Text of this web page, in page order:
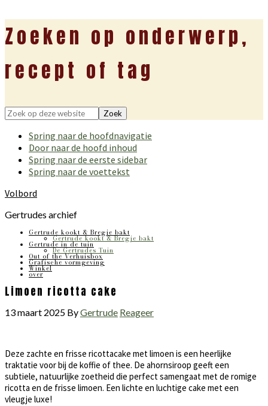
Zoeken op onderwerp,
recept of tag
Zoek
deze
website
Spring naar de hoofdnavigatie
Door naar de hoofd inhoud
Spring naar de eerste sidebar
Spring naar de voettekst
Volbord
Gertrudes archief
Gertrude kookt & Bregje bakt
Gertrude kookt & Bregje bakt
Gertrude in de tuin
De Gertrudes Tuin
Out of the Verhuisbox
Grafische vormgeving
Winkel
over
Limoen ricotta cake
13 maart 2025 ByGertrude Reageer
Deze zachte en frisse ricottacake met limoen is een heerlijke
traktatie voor bij de koffie of thee. De ahornsiroop geeft een
subtiele, natuurlijke zoetheid die perfect samengaat met de romige
ricotta en de frisse limoen. Een lichte en luchtige cake met een
vleugje luxe!